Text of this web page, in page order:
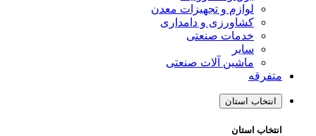
لوازم و تجهیزات معدن
کشاورزی و دامداری
خدمات صنعتی
سایر
ماشین آلات صنعتی
متفرقه
انتخاب استان
انتخاب استان